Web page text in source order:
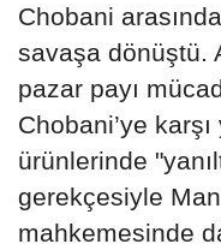
Chobani
savaşa dönüştü.
pazar payı
Chobani’ye
ürünlerinde
gerekçesiyle
mahkemesinde